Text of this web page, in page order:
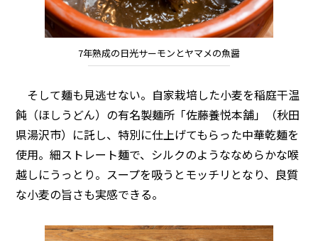
7年熟成の日光サーモンとヤマメの魚醤
そして麺も見逃せない。自家栽培した小麦を稲庭干温
飩（ほしうどん）の有名製麺所「佐藤養悦本舗」（秋田
県湯沢市）に託し、特別に仕上げてもらった中華乾麺を
使用。細ストレート麺で、シルクのようななめらかな喉
越しにうっとり。スープを吸うとモッチリとなり、良質
な小麦の旨さも実感できる。